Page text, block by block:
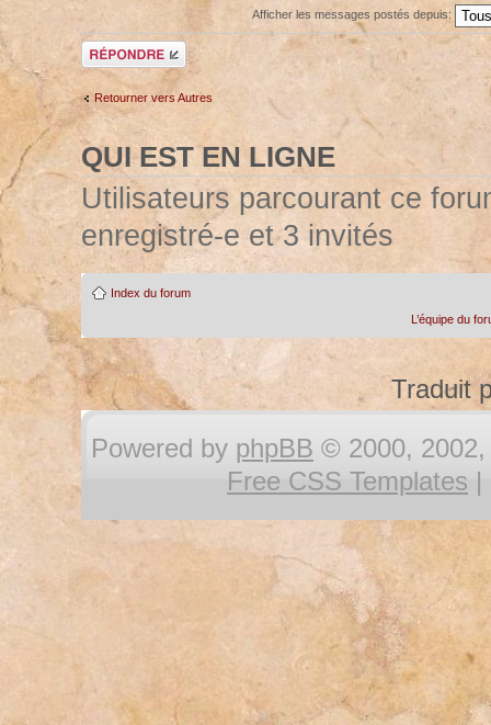
Afficher les messages postés depuis:
Répondre
Retourner vers Autres
QUI EST EN LIGNE
Utilisateurs parcourant ce
enregistré-e et 3 invités
Index du forum
L’équipe du
Traduit
Powered by phpBB © 2000, 2002,
Free CSS Templates |